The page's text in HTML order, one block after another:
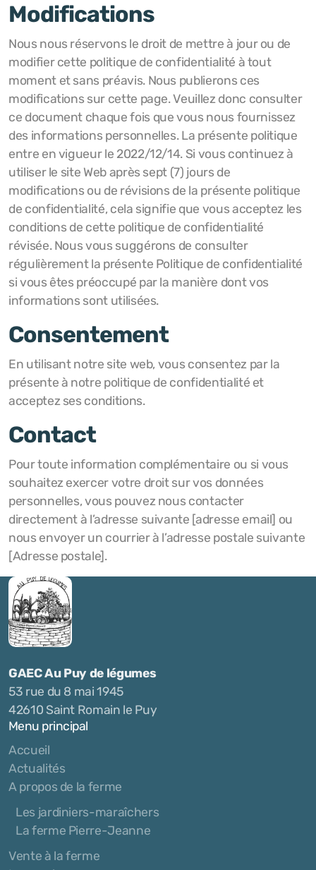
Modifications
Nous nous réservons le droit de mettre à jour ou de
modifier cette politique de confidentialité à tout
moment et sans préavis. Nous publierons ces
modifications sur cette page. Veuillez donc consulter
ce document chaque fois que vous nous fournissez
des informations personnelles. La présente politique
entre en vigueur le 2022/12/14. Si vous continuez à
utiliser le site Web après sept (7) jours de
modifications ou de révisions de la présente politique
de confidentialité, cela signifie que vous acceptez les
conditions de cette politique de confidentialité
révisée. Nous vous suggérons de consulter
régulièrement la présente Politique de confidentialité
si vous êtes préoccupé par la manière dont vos
informations sont utilisées.
Consentement
En utilisant notre site web, vous consentez par la
présente à notre politique de confidentialité et
acceptez ses conditions.
Contact
Pour toute information complémentaire ou si vous
souhaitez exercer votre droit sur vos données
personnelles, vous pouvez nous contacter
directement à l’adresse suivante [adresse email] ou
nous envoyer un courrier à l’adresse postale suivante
[Adresse postale].
GAEC Au Puy de légumes
53 rue du 8 mai 1945
42610 Saint Romain le Puy
Menu principal
Accueil
Actualités
A propos de la ferme
Les jardiniers-maraîchers
La ferme Pierre-Jeanne
Vente à la ferme